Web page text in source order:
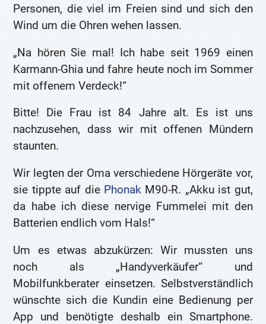
Personen, die viel im Freien sind und sich den
Wind um die Ohren wehen lassen.
„Na hören Sie mal! Ich habe seit 1969 einen
Karmann-Ghia und fahre heute noch im Sommer
mit offenem Verdeck!“
Bitte! Die Frau ist 84 Jahre alt. Es ist uns
nachzusehen, dass wir mit offenen Mündern
staunten.
Wir legten der Oma verschiedene Hörgeräte vor,
sie tippte auf die Phonak M90-R. „Akku ist gut,
da habe ich diese nervige Fummelei mit den
Batterien endlich vom Hals!“
Um es etwas abzukürzen: Wir mussten uns
noch als „Handyverkäufer“ und
Mobilfunkberater einsetzen. Selbstverständlich
wünschte sich die Kundin eine Bedienung per
App und benötigte deshalb ein Smartphone.